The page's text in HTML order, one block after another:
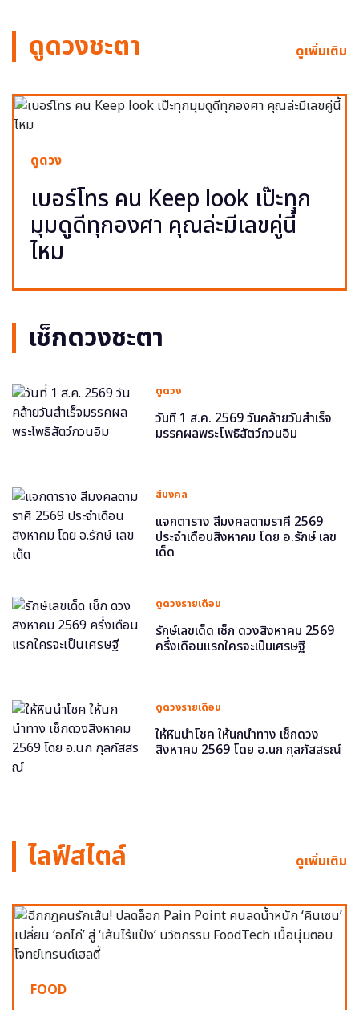
ดูดวงชะตา ดูเพิ่มเติม
ดูดวง
เบอร์โทร คน Keep look เป๊ะทุก
มุมดูดีทุกองศา คุณล่ะมีเลขคู่นี้
ไหม
เช็กดวงชะตา
ดูดวง
วันที่ 1 ส.ค. 2569 วันคล้ายวันสำเร็จ
มรรคผลพระโพธิสัตว์กวนอิม
สีมงคล
แจกตาราง สีมงคลตามราศี 2569
ประจำเดือนสิงหาคม โดย อ.รักษ์ เลข
เด็ด
ดูดวงรายเดือน
รักษ์เลขเด็ด เช็ก ดวงสิงหาคม 2569
ครึ่งเดือนแรกใครจะเป็นเศรษฐี
ดูดวงรายเดือน
ให้หินนำโชค ให้นกนำทาง เช็กดวง
สิงหาคม 2569 โดย อ.นก กุลภัสสรณ์
ไลฟ์สไตล์ ดูเพิ่มเติม
FOOD